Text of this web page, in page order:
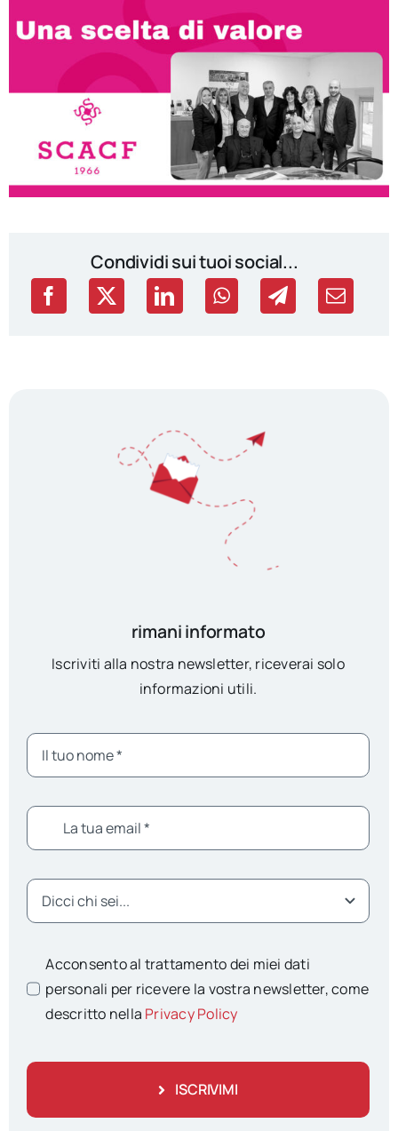
Condividi sui tuoi social...
rimani informato
Iscriviti alla nostra newsletter, riceverai solo
informazioni utili.
Acconsento al trattamento dei miei dati
personali per ricevere la vostra newsletter, come
descritto nella Privacy Policy
ISCRIVIMI